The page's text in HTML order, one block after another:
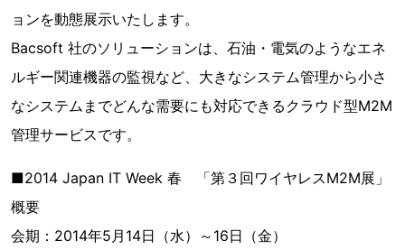
ョンを動態展示いたします。
Bacsoft 社のソリューションは、石油・電気のようなエネ
ルギー関連機器の監視など、大きなシステム管理から小さ
なシステムまでどんな需要にも対応できるクラウド型M2M
管理サービスです。
■2014 Japan IT Week 春 「第３回ワイヤレスM2M展」
概要
会期：2014年5月14日（水）～16日（金）